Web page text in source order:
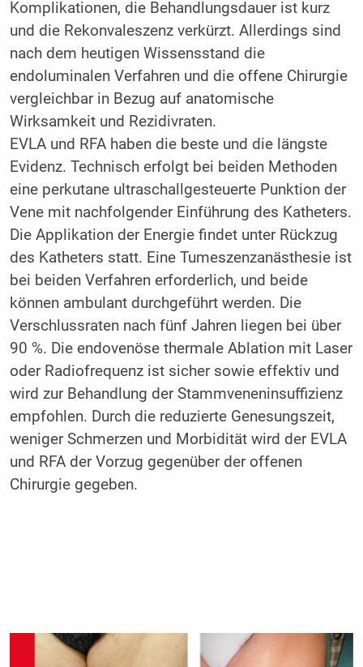
Komplikationen, die Behandlungsdauer ist kurz
und die Rekonvaleszenz verkürzt. Allerdings sind
nach dem heutigen Wissensstand die
endoluminalen Verfahren und die offene Chirurgie
vergleichbar in Bezug auf anatomische
Wirksamkeit und Rezidivraten.
EVLA und RFA haben die beste und die längste
Evidenz. Technisch erfolgt bei beiden Methoden
eine perkutane ultraschallgesteuerte Punktion der
Vene mit nachfolgender Einführung des Katheters.
Die Applikation der Energie findet unter Rückzug
des Katheters statt. Eine Tumeszenzanästhesie ist
bei beiden Verfahren erforderlich, und beide
können ambulant durchgeführt werden. Die
Verschlussraten nach fünf Jahren liegen bei über
90 %. Die endovenöse thermale Ablation mit Laser
oder Radiofrequenz ist sicher sowie effektiv und
wird zur Behandlung der Stammveneninsuffizienz
empfohlen. Durch die reduzierte Genesungszeit,
weniger Schmerzen und Morbidität wird der EVLA
und RFA der Vorzug gegenüber der offenen
Chirurgie gegeben.